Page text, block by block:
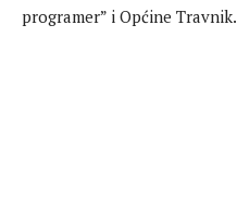
programer” i Općine Travnik.